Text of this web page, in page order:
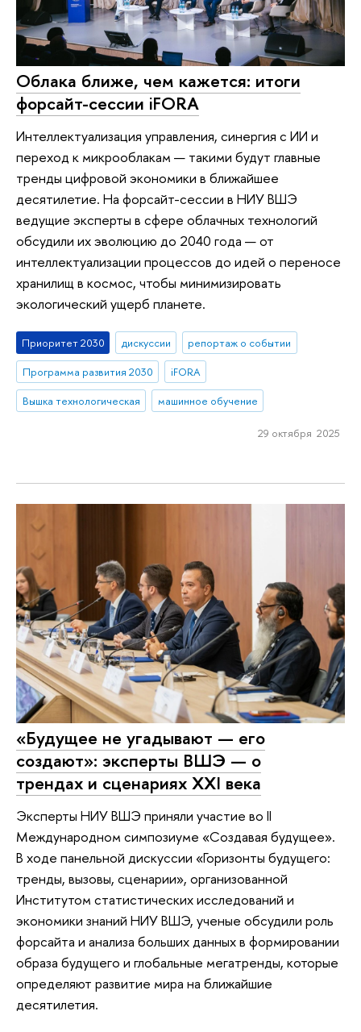
Облака ближе, чем кажется: итоги
форсайт-сессии iFORA
Интеллектуализация управления, синергия с ИИ и
переход к микрооблакам — такими будут главные
тренды цифровой экономики в ближайшее
десятилетие. На форсайт-сессии в НИУ ВШЭ
ведущие эксперты в сфере облачных технологий
обсудили их эволюцию до 2040 года — от
интеллектуализации процессов до идей о переносе
хранилищ в космос, чтобы минимизировать
экологический ущерб планете.
Приоритет 2030 дискуссии
репортаж о событии
Программа развития 2030
iFORA
Вышка технологическая
машинное обучение
29 октября 2025
«Будущее не угадывают — его
создают»: эксперты ВШЭ — о
трендах и сценариях XXI века
Эксперты НИУ ВШЭ приняли участие во II
Международном симпозиуме «Создавая будущее».
В ходе панельной дискуссии «Горизонты будущего:
тренды, вызовы, сценарии», организованной
Институтом статистических исследований и
экономики знаний НИУ ВШЭ, ученые обсудили роль
форсайта и анализа больших данных в формировании
образа будущего и глобальные мегатренды, которые
определяют развитие мира на ближайшие
десятилетия.